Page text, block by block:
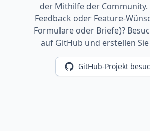
der Mithilfe der Community.
Feedback oder Feature-
Formulare oder Briefe)?
auf GitHub und erstellen
GitHub-Projekt